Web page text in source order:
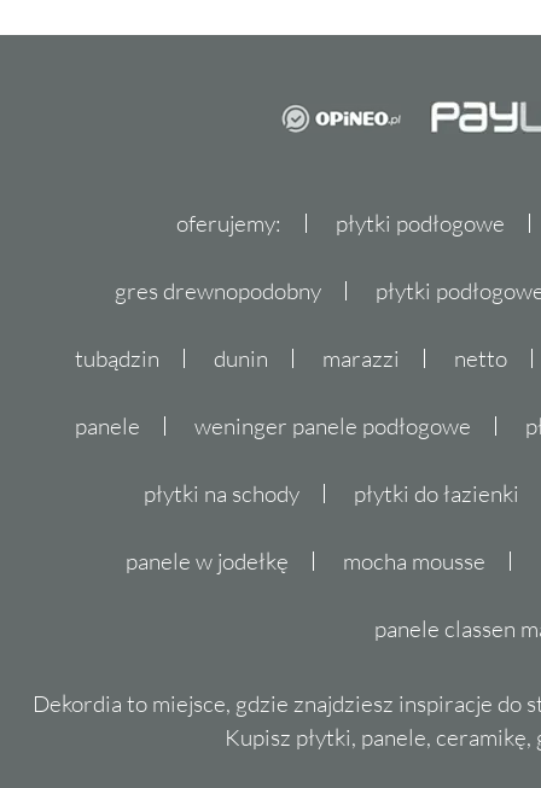
oferujemy: płytki podłogowe
gres drewnopodobny płytki
tubądzin dunin marazzi netto
panele weninger panele podłogowe
płytki na schody płytki do łazienki
panele w jodełkę mocha mousse
panele classen
Dekordia to miejsce, gdzie znajdziesz inspiracje do
Kupisz płytki, panele,